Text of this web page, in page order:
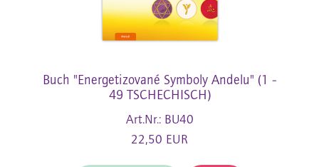
Buch "Energetizované Symboly Andelu" (1 -
49 TSCHECHISCH)
Art.Nr.: BU40
22,50 EUR